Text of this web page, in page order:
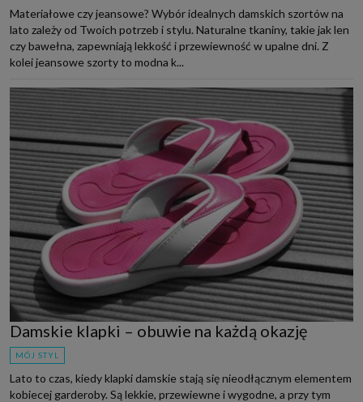
Materiałowe czy jeansowe? Wybór idealnych damskich szortów na
lato zależy od Twoich potrzeb i stylu. Naturalne tkaniny, takie jak len
czy bawełna, zapewniają lekkość i przewiewność w upalne dni. Z
kolei jeansowe szorty to modna k...
Damskie klapki – obuwie na każdą okazję
MÓJ STYL
Lato to czas, kiedy klapki damskie stają się nieodłącznym elementem
kobiecej garderoby. Są lekkie, przewiewne i wygodne, a przy tym